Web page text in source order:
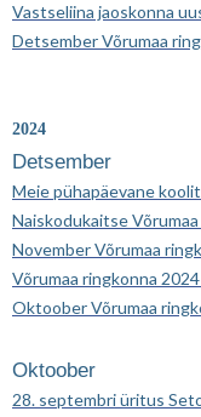
Vastseliina jaoskonna
Detsember Võrumaa
2024
Detsember
Meie pühapäevane
Naiskodukaitse
November Võrumaa
Võrumaa ringkonna
Oktoober Võrumaa
Oktoober
28. septembri üritus